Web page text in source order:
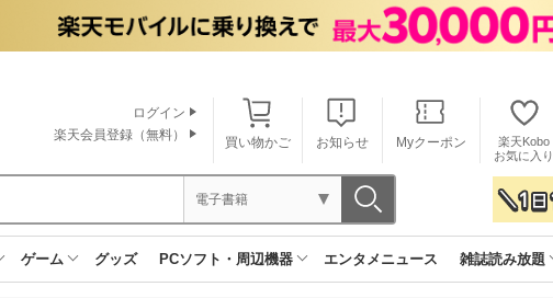
買い物かご お知らせ Myクーポン
楽天Kobo
お気に入り
ログイン
楽天会員登録（無料）
電子書籍
ゲーム グッズ PCソフト・周辺機器 エンタメニュース 雑誌読み放題